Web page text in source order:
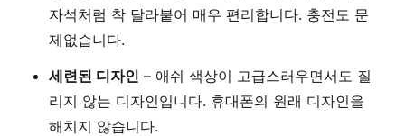
자석처럼 착 달라붙어 매우 편리합니다. 충전도 문
제없습니다.
세련된 디자인 – 애쉬 색상이 고급스러우면서도 질
리지 않는 디자인입니다. 휴대폰의 원래 디자인을
해치지 않습니다.